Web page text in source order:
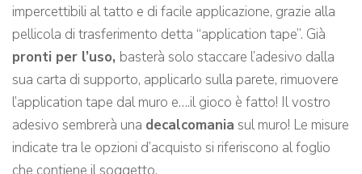
impercettibili al tatto e di facile applicazione, grazie alla
pellicola di trasferimento detta “application tape”. Già
pronti per l’uso, basterà solo staccare l’adesivo dalla
sua carta di supporto, applicarlo sulla parete, rimuovere
l’application tape dal muro e….il gioco è fatto! Il vostro
adesivo sembrerà una decalcomania sul muro! Le misure
indicate tra le opzioni d’acquisto si riferiscono al foglio